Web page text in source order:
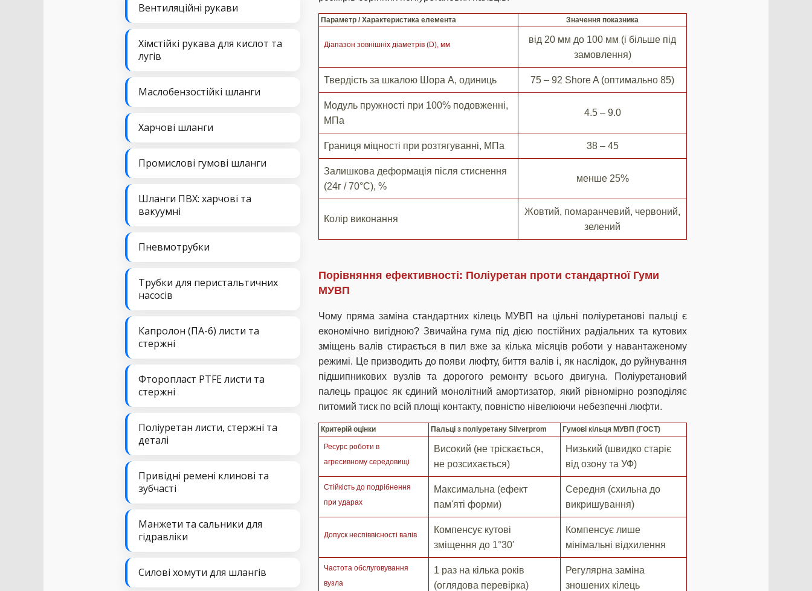
Вентиляційні рукави
Хімстійкі рукава для кислот та
лугів
Маслобензостійкі шланги
Харчові шланги
Промислові гумові шланги
Шланги ПВХ: харчові та
вакуумні
Пневмотрубки
Трубки для перистальтичних
насосів
Капролон (ПА-6) листи та
стержні
Фторопласт PTFE листи та
стержні
Поліуретан листи, стержні та
деталі
Привідні ремені клинові та
зубчасті
Манжети та сальники для
гідравліки
Силові хомути для шлангів
Параметр / Характеристика елемента Значення показника
Діапазон зовнішніх діаметрів (D), мм
від 20 мм до 100 мм (і більше під
замовлення)
Твердість за шкалою Шора А, одиниць 75 – 92 Shore A (оптимально 85)
Модуль пружності при 100% подовженні,
МПа
4.5 – 9.0
Границя міцності при розтягуванні, МПа 38 – 45
Залишкова деформація після стиснення
(24г / 70°C), %
менше 25%
Колір виконання
Жовтий, помаранчевий, червоний,
зелений
Порівняння ефективності: Поліуретан проти стандартної Гуми
МУВП
Чому пряма заміна стандартних кілець МУВП на цільні поліуретанові пальці є
економічно вигідною? Звичайна гума під дією постійних радіальних та кутових
зміщень валів стирається в пил вже за кілька місяців роботи у навантаженому
режимі. Це призводить до появи люфту, биття валів і, як наслідок, до руйнування
підшипникових вузлів та дорогого ремонту всього двигуна. Поліуретановий
палець працює як єдиний монолітний амортизатор, який рівномірно розподіляє
питомий тиск по всій площі контакту, повністю нівелюючи небезпечні люфти.
Критерій оцінки Пальці з поліуретану Silverprom Гумові кільця МУВП (ГОСТ)
Ресурс роботи в
агресивному середовищі
Високий (не тріскається,
не розсихається)
Низький (швидко старіє
від озону та УФ)
Стійкість до подрібнення
при ударах
Максимальна (ефект
пам'яті форми)
Середня (схильна до
викришування)
Допуск неспіввісності валів
Компенсує кутові
зміщення до 1°30'
Компенсує лише
мінімальні відхилення
Частота обслуговування
вузла
1 раз на кілька років
(оглядова перевірка)
Регулярна заміна
зношених кілець